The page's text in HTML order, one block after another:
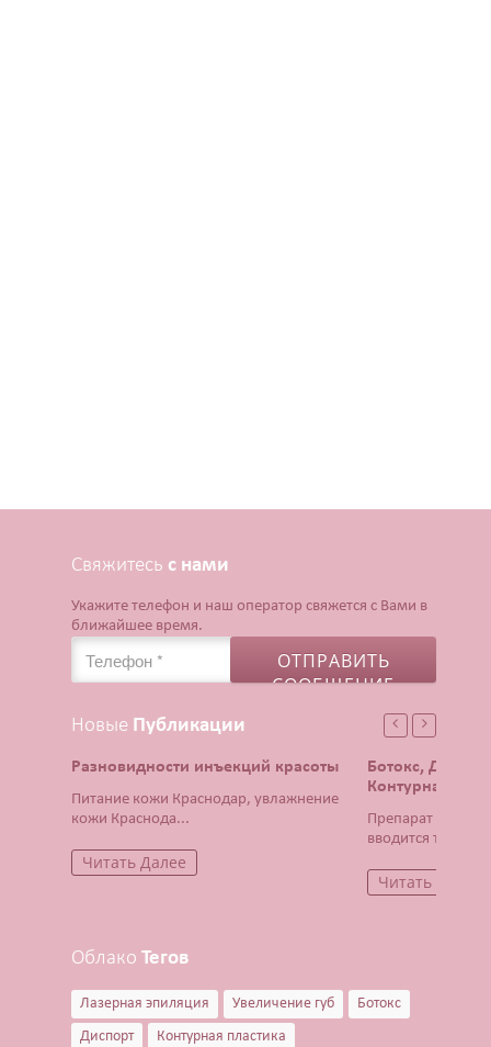
Свяжитесь с нами
Укажите телефон и наш оператор свяжется с Вами в
ближайшее время.
Новые Публикации
Разновидности инъекций красоты
Питание кожи Краснодар, увлажнение
кожи Краснода...
Читать Далее
Ботокс,
Контурная
Препарат Ботокс
вводится тонча...
Читать Далее
Облако Тегов
Лазерная эпиляция Увеличение губ
Ботокс
Диспорт
Контурная пластика